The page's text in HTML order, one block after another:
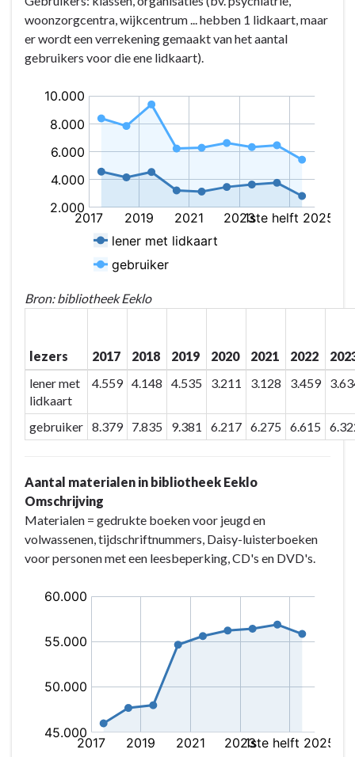
woonzorgcentra, wijkcentrum ... hebben 1 lidkaart, maar
er wordt een verrekening gemaakt van het aantal
gebruikers voor die ene lidkaart).
Bron: bibliotheek Eeklo
lezers 2017 2018 2019 2020 2021 2022
lener met
lidkaart
4.559 4.148 4.535 3.211 3.128 3.459
gebruiker 8.379 7.835 9.381 6.217 6.275 6.615
Aantal materialen in bibliotheek Eeklo
Omschrijving
Materialen = gedrukte boeken voor jeugd en
volwassenen, tijdschriftnummers, Daisy-luisterboeken
voor personen met een leesbeperking, CD's en DVD's.